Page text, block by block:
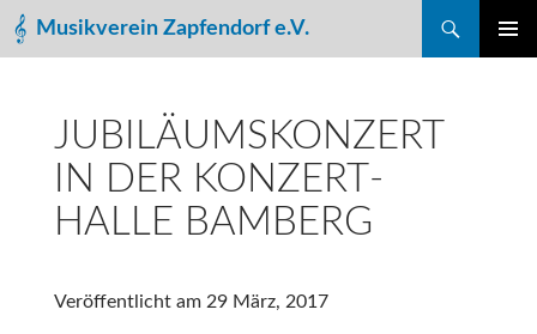
Musikverein Zapfendorf e.V.
Suchen
ZUM
JUBILÄUMS­KONZERT
IN DER KONZERT­
HALLE BAMBERG
Veröffentlicht am 29 März, 2017